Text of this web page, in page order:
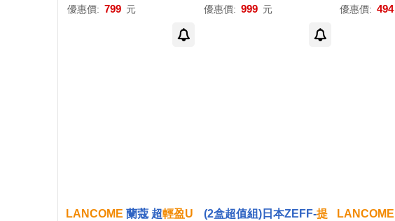
優惠價: 799 元 優惠價: 999 元 優惠價: 494
LANCOME 蘭蔻 超輕盈U
(2盒超值組)日本ZEFF-提
LANCOME